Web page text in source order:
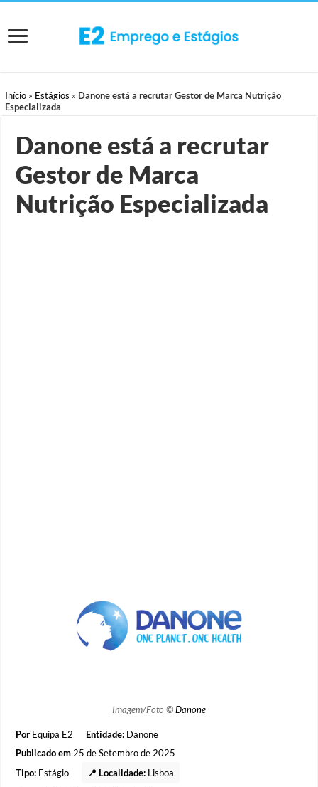
Início » Estágios » Danone está a recrutar Gestor de Marca Nutrição
Especializada
Danone está a recrutar
Gestor de Marca
Nutrição Especializada
Imagem/Foto ©Danone
Por Equipa E2 Entidade: Danone
Publicado em 25 de Setembro de 2025
Tipo: Estágio 📍 Localidade: Lisboa